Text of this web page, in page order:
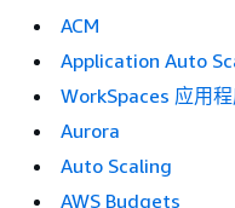
ACM
Application Auto
WorkSpaces 应用
Aurora
Auto Scaling
AWS Budgets